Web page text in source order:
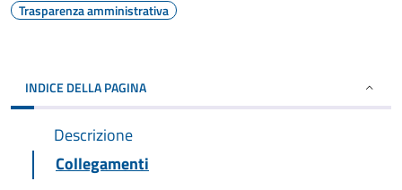
Trasparenza amministrativa
INDICE DELLA PAGINA
Descrizione
Collegamenti